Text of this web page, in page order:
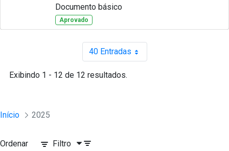
Documento básico
Aprovado
40 EntradasPor página
Exibindo 1 - 12 de 12 resultados.
Início 2025
Ordenar Filtro